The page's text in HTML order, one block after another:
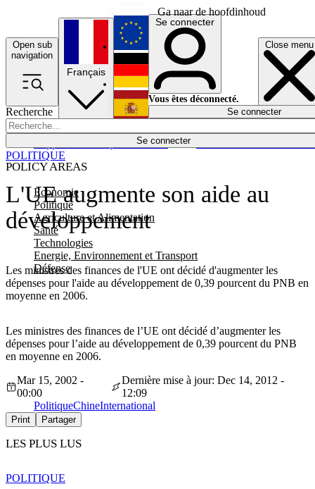
Ga naar de hoofdinhoud
Open sub
navigation
Close menu
Recherche
Se connecter
POLICY AREAS
Economie
Politique
Agriculture et Alimentation
Santé
Technologies
Energie, Environnement et Transport
Défense
Économie
Français
English
Deutsch
Español
Se connecter
Vous êtes déconnecté.
Se connecter
L'UE augmente son aide au
développement
Les ministres des finances de l'UE ont décidé d'augmenter les
dépenses pour l'aide au développement de 0,39 pourcent du PNB en
moyenne en 2006.
POLITIQUE
Les ministres des finances de l’UE ont décidé d’augmenter les
dépenses pour l’aide au développement de 0,39 pourcent du PNB
en moyenne en 2006.
Mar 15, 2002 -
00:00
Dernière mise à jour: Dec 14, 2012 -
12:09
PolitiqueChineInternational
Print Partager
LES PLUS LUS
POLITIQUE